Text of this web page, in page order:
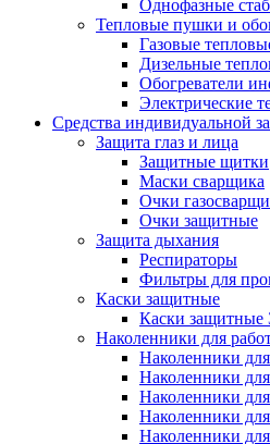
Однофазные
Тепловые пушки и
Газовые
Дизельные
Обогреватели
Электрические
Средства индивидуальной
Защита глаз и лица
Защитные щитки
Маски сварщика
Очки
Очки защитные
Защита дыхания
Респираторы
Фильтры для
Каски защитные
Каски защитные
Наколенники для
Наколенники
Наколенники
Наколенники
Наколенники
Наколенники